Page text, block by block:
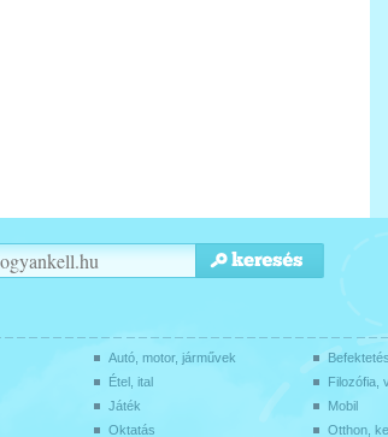
Autó, motor, járművek
Étel, ital Filozófia,
Játék Mobil
Oktatás Otthon,